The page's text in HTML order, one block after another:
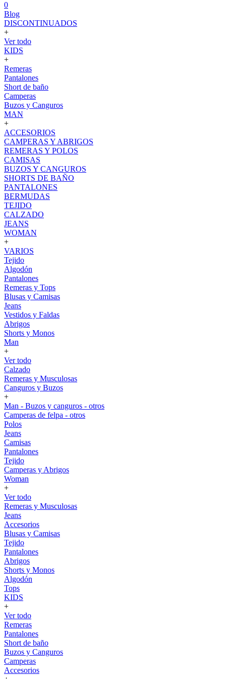
0
Blog
DISCONTINUADOS
+
Ver todo
KIDS
+
Remeras
Pantalones
Short de baño
Camperas
Buzos y Canguros
MAN
+
ACCESORIOS
CAMPERAS Y ABRIGOS
REMERAS Y POLOS
CAMISAS
BUZOS Y CANGUROS
SHORTS DE BAÑO
PANTALONES
BERMUDAS
TEJIDO
CALZADO
JEANS
WOMAN
+
VARIOS
Tejido
Algodón
Pantalones
Remeras y Tops
Blusas y Camisas
Jeans
Vestidos y Faldas
Abrigos
Shorts y Monos
Man
+
Ver todo
Calzado
Remeras y Musculosas
Canguros y Buzos
+
Man - Buzos y canguros - otros
Camperas de felpa - otros
Polos
Jeans
Camisas
Pantalones
Tejido
Camperas y Abrigos
Woman
+
Ver todo
Remeras y Musculosas
Jeans
Accesorios
Blusas y Camisas
Tejido
Pantalones
Abrigos
Shorts y Monos
Algodón
Tops
KIDS
+
Ver todo
Remeras
Pantalones
Short de baño
Buzos y Canguros
Camperas
Accesorios